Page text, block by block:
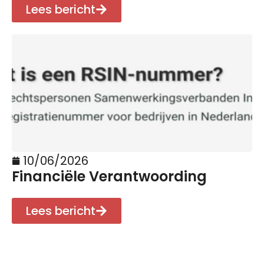
Lees bericht
10/06/2026
Financiële Verantwoording
Lees bericht